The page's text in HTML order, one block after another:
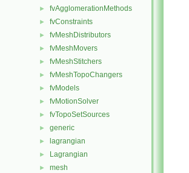
► fvAgglomerationMethods
► fvConstraints
► fvMeshDistributors
► fvMeshMovers
► fvMeshStitchers
► fvMeshTopoChangers
► fvModels
► fvMotionSolver
► fvTopoSetSources
► generic
► lagrangian
► Lagrangian
► mesh